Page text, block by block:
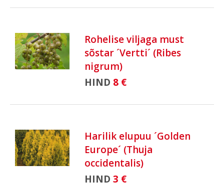
Rohelise viljaga must
sõstar ´Vertti´ (Ribes
nigrum)
HIND 8 €
Harilik elupuu ´Golden
Europe´ (Thuja
occidentalis)
HIND 3 €